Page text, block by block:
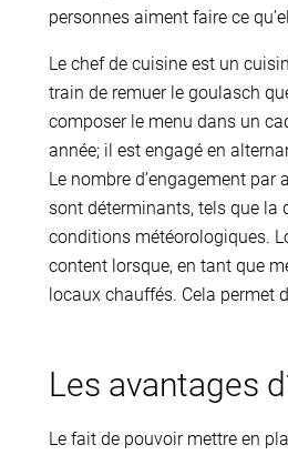
personnes aiment faire ce
Le chef de cuisine est un
train de remuer le goulasch
composer le menu dans un
année; il est engagé en
Le nombre d’engagement
sont déterminants, tels que la
conditions météorologiques.
content lorsque, en tant que
locaux chauffés. Cela permet
Les avantages
Le fait de pouvoir mettre en